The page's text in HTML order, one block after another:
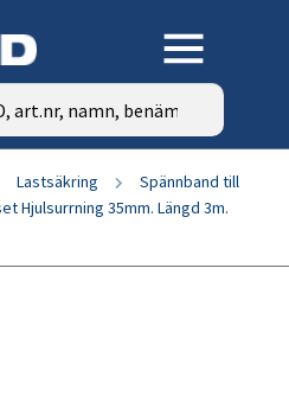
Lastsäkring
Spännband till
Hjulsurrning 35mm. Längd 3m.